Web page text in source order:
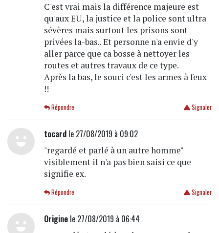
C'est vrai mais la différence majeure est
qu'aux EU, la justice et la police sont ultra
sévères mais surtout les prisons sont
privées la-bas.. Et personne n'a envie d'y
aller parce que ca bosse à nettoyer les
routes et autres travaux de ce type.
Après la bas, le souci c'est les armes à feux
!!
Signaler
Répondre
tocardle 27/08/2019 à 09:02
"regardé et parlé à un autre homme"
visiblement il n'a pas bien saisi ce que
signifie ex.
Signaler
Répondre
Originele 27/08/2019 à 06:44